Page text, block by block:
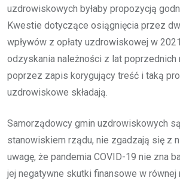
uzdrowiskowych byłaby propozycją
Kwestie dotyczące osiągnięcia przez
wpływów z opłaty uzdrowiskowej w
odzyskania należności z lat
poprzez zapis korygujący treść i taką
uzdrowiskowe składają.
Samorządowcy gmin uzdrowiskowych
stanowiskiem rządu, nie zgadzają się z
uwagę, że pandemia COVID-19 nie zna
jej negatywne skutki finansowe w równej